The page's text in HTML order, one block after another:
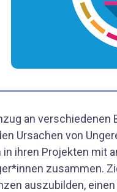
an
Ursachen von
ihren Projekten mit
zusammen.
auszubilden,